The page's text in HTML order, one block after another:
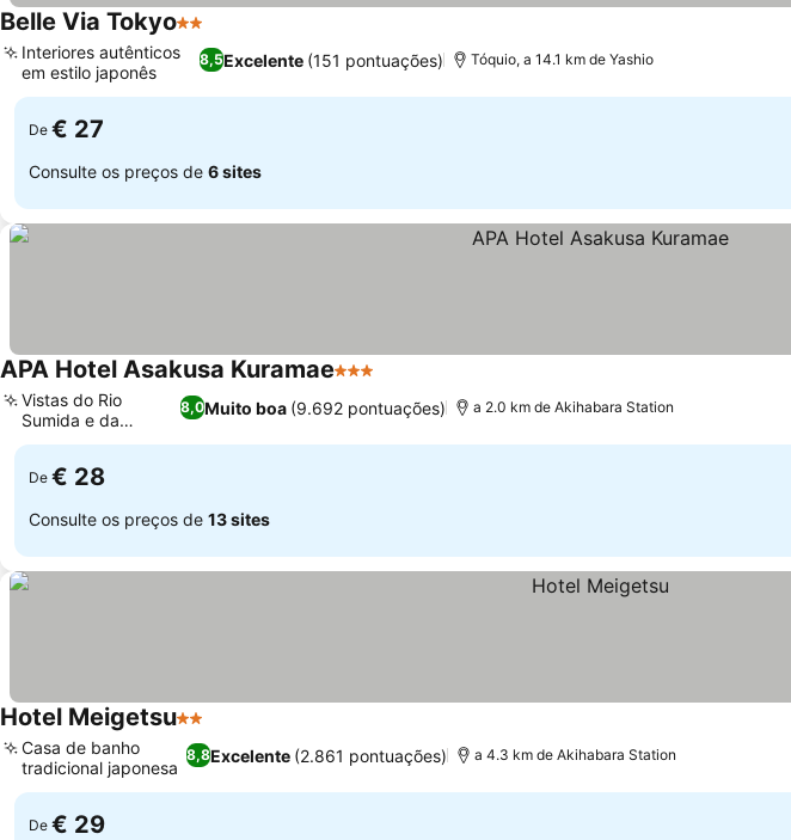
Belle Via Tokyo2 Estrelas
8,5Excelente (151 pontuações)
Interiores autênticos
em estilo japonês
Tóquio, a 14.1 km de Yashio
De € 27
Consulte os preços de 6 sites
APA Hotel Asakusa Kuramae3 Estrelas
8,0Muito boa (9.692 pontuações)
Vistas do Rio
Sumida e da
Skytree
a 2.0 km de Akihabara Station
De € 28
Consulte os preços de 13 sites
Hotel Meigetsu2 Estrelas
8,8Excelente (2.861 pontuações)
Casa de banho
tradicional japonesa
a 4.3 km de Akihabara Station
De € 29